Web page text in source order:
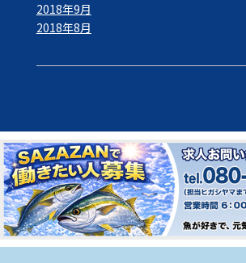
2018年9月
2018年8月